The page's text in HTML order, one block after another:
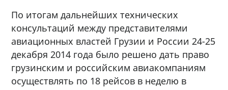
По итогам дальнейших технических
консультаций между представителями
авиационных властей Грузии и России 24-25
декабря 2014 года было решено дать право
грузинским и российским авиакомпаниям
осуществлять по 18 рейсов в неделю в